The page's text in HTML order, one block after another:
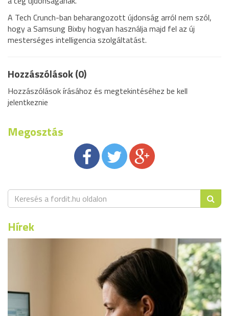
A Tech Crunch-ban beharangozott újdonság arról nem szól,
hogy a Samsung Bixby hogyan használja majd fel az új
mesterséges intelligencia szolgáltatást.
Hozzászólások (0)
Hozzászólások írásához és megtekintéséhez be kell
jelentkeznie
Megosztás
Hírek